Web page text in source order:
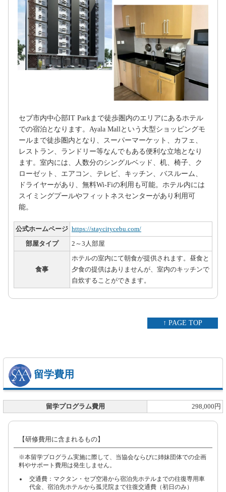
セブ市内中心部IT Parkまで徒歩圏内のエリアにあるホテル
での宿泊となります。Ayala Mallという大型ショッピングモ
ールまで徒歩圏内となり、スーパーマーケット、カフェ、
レストラン、ランドリー等なんでもある便利な立地となり
ます。室内には、人数分のシングルベッド、机、椅子、ク
ローゼット、エアコン、テレビ、キッチン、バスルーム、
ドライヤーがあり、無料Wi-Fiの利用も可能。ホテル内には
スイミングプールやフィットネスセンターがあり利用可
能。
公式ホームページ https://staycitycebu.com/
部屋タイプ 2～3人部屋
食事
ホテルの室内にて朝食が提供されます。昼食と
夕食の提供はありませんが、室内のキッチンで
自炊することができます。
↑ PAGE TOP
留学費用
留学プログラム費用 298,000円
【研修費用に含まれるもの】
※本留学プログラム実施に際して、当協会ならびに姉妹団体での企画
料やサポート費用は発生しません。
交通費：マクタン・セブ空港から宿泊先ホテルまでの往復専用車
代金、宿泊先ホテルから孤児院まで往復交通費（初日のみ）